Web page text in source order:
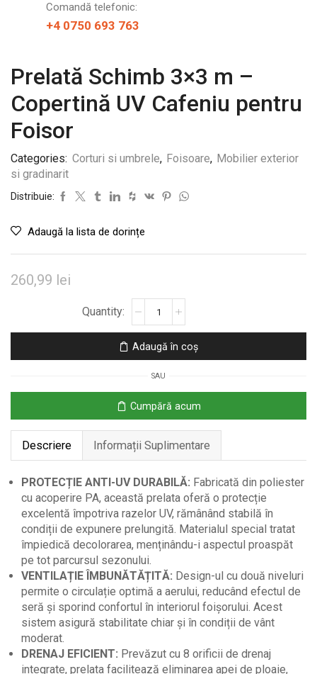
Comandă telefonic:
+4 0750 693 763
Prelată Schimb 3×3 m –
Copertină UV Cafeniu pentru
Foisor
Categories: Corturi si umbrele, Foisoare, Mobilier exterior
si gradinarit
Distribuie:
Adaugă la lista de dorințe
260,99 lei
Schimb
3×3
Copertină
UV
Cafeniu
pentru
Foisor
Adaugă în coș
SAU
Cumpără acum
Descriere Informații Suplimentare
PROTECȚIE ANTI-UV DURABILĂ: Fabricată din poliester
cu acoperire PA, această prelata oferă o protecție
excelentă împotriva razelor UV, rămânând stabilă în
condiții de expunere prelungită. Materialul special tratat
împiedică decolorarea, menținându-i aspectul proaspăt
pe tot parcursul sezonului.
VENTILAȚIE ÎMBUNĂTĂȚITĂ: Design-ul cu două niveluri
permite o circulație optimă a aerului, reducând efectul de
seră și sporind confortul în interiorul foișorului. Acest
sistem asigură stabilitate chiar și în condiții de vânt
moderat.
DRENAJ EFICIENT: Prevăzut cu 8 orificii de drenaj
integrate, prelata facilitează eliminarea apei de ploaie,